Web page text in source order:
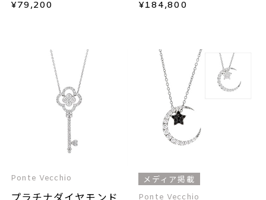
¥79,200 ¥184,800
Ponte Vecchio メディア掲載
Ponte Vecchio